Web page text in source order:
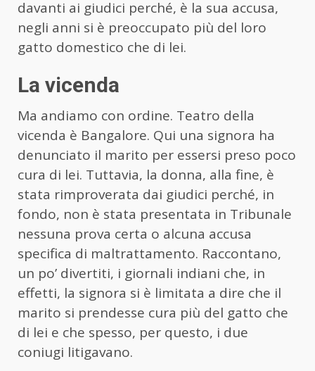
davanti ai giudici perché, è la sua accusa,
negli anni si è preoccupato più del loro
gatto domestico che di lei.
La vicenda
Ma andiamo con ordine. Teatro della
vicenda è Bangalore. Qui una signora ha
denunciato il marito per essersi preso poco
cura di lei. Tuttavia, la donna, alla fine, è
stata rimproverata dai giudici perché, in
fondo, non è stata presentata in Tribunale
nessuna prova certa o alcuna accusa
specifica di maltrattamento. Raccontano,
un po’ divertiti, i giornali indiani che, in
effetti, la signora si è limitata a dire che il
marito si prendesse cura più del gatto che
di lei e che spesso, per questo, i due
coniugi litigavano.